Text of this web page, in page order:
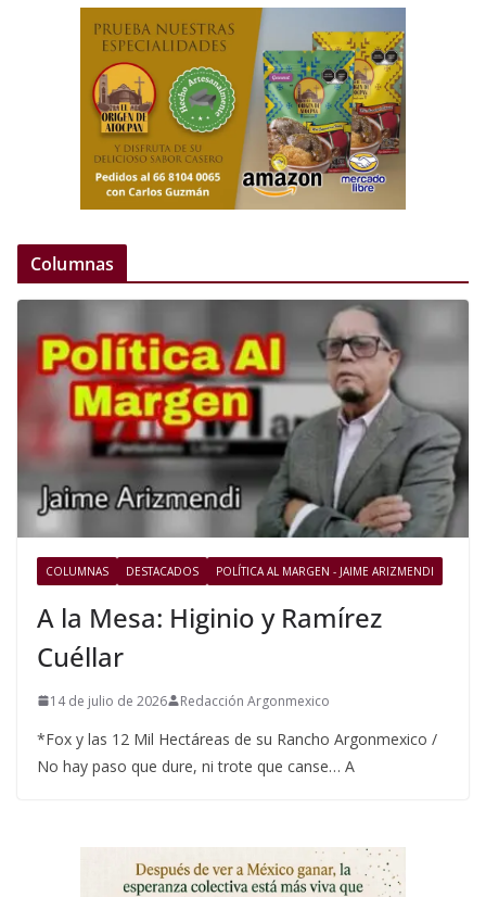
Columnas
COLUMNAS DESTACADOS POLÍTICA AL MARGEN - JAIME ARIZMENDI
A la Mesa: Higinio y Ramírez
Cuéllar
14 de julio de 2026 Redacción Argonmexico
*Fox y las 12 Mil Hectáreas de su Rancho Argonmexico /
No hay paso que dure, ni trote que canse… A